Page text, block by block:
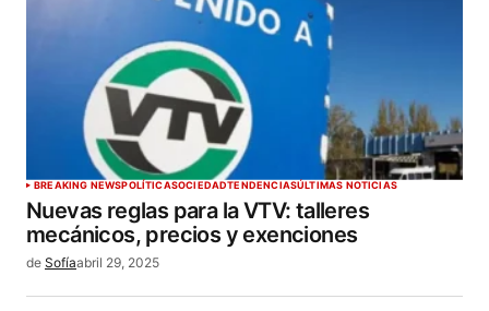
BREAKING NEWSPOLÍTICASOCIEDADTENDENCIASÚLTIMAS NOTICIAS
Nuevas reglas para la VTV: talleres
mecánicos, precios y exenciones
de Sofíaabril 29, 2025